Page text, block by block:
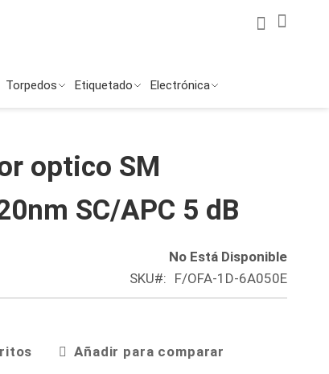
Mi Cuenta
Buscar
Torpedos Etiquetado Electrónica
optico SM
SC/APC 5 dB
No Está Disponible
SKU
F/OFA-1D-6A050E
Añadir para comparar